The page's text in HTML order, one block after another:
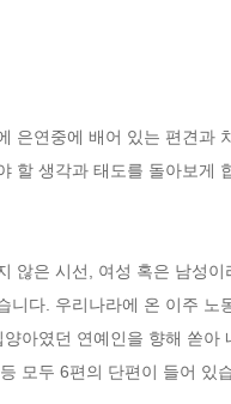
은연중에 배어 있는 편견
할 생각과 태도를 돌아보게
않은 시선, 여성 혹은 남성
니다. 우리나라에 온 이주
아였던 연예인을 향해 쏟
모두 6편의 단편이 들어 있